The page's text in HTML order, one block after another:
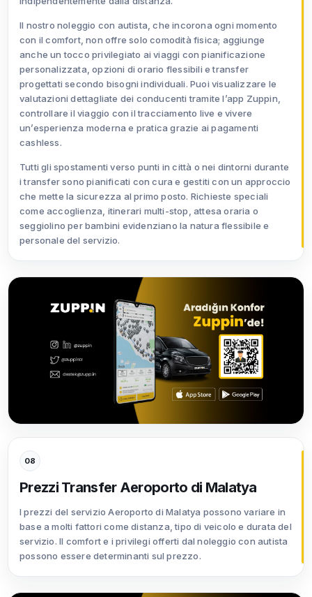
Il nostro noleggio con autista, che incorona ogni momento
con il comfort, non offre solo comodità fisica; aggiunge
anche un tocco privilegiato ai viaggi con pianificazione
personalizzata, opzioni di orario flessibili e transfer
progettati secondo bisogni individuali. Puoi visualizzare le
valutazioni dettagliate dei conducenti tramite l’app Zuppin,
controllare il viaggio con il tracciamento live e vivere
un’esperienza moderna e pratica grazie ai pagamenti
cashless.
Tutti gli spostamenti verso punti in città o nei dintorni durante
i transfer sono pianificati con cura e gestiti con un approccio
che mette la sicurezza al primo posto. Richieste speciali
come accoglienza, itinerari multi-stop, attesa oraria o
seggiolino per bambini evidenziano la natura flessibile e
personale del servizio.
08
Prezzi Transfer Aeroporto di Malatya
I prezzi del servizio Aeroporto di Malatya possono variare in
base a molti fattori come distanza, tipo di veicolo e durata del
servizio. Il comfort e i privilegi offerti dal noleggio con autista
possono essere determinanti sul prezzo.